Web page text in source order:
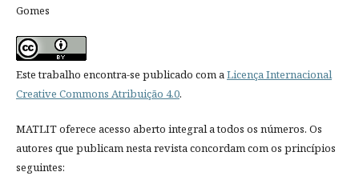
Gomes
Este trabalho encontra-se publicado com aLicença Internacional
Creative Commons Atribuição 4.0.
MATLIT oferece acesso aberto integral a todos os números. Os
autores que publicam nesta revista concordam com os princípios
seguintes: